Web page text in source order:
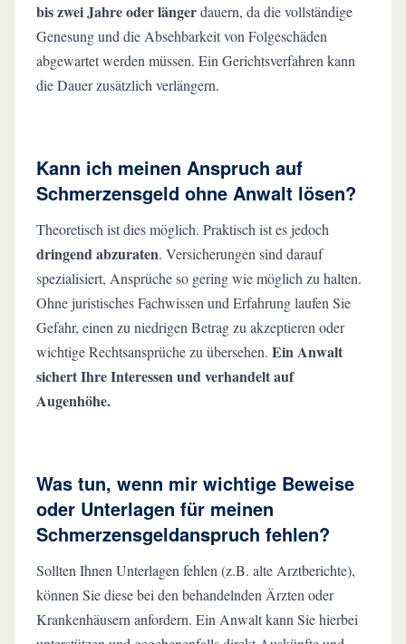
bis zwei Jahre oder längerdauern, da die vollständige
Genesung und die Absehbarkeit von Folgeschäden
abgewartet werden müssen. Ein Gerichtsverfahren kann
die Dauer zusätzlich verlängern.
Kann ich meinen Anspruch auf
Schmerzensgeld ohne Anwalt lösen?
Theoretisch ist dies möglich. Praktisch ist es jedoch
dringend abzuraten. Versicherungen sind darauf
spezialisiert, Ansprüche so gering wie möglich zu halten.
Ohne juristisches Fachwissen und Erfahrung laufen Sie
Gefahr, einen zu niedrigen Betrag zu akzeptieren oder
wichtige Rechtsansprüche zu übersehen. Ein Anwalt
sichert Ihre Interessen und verhandelt auf
Augenhöhe.
Was tun, wenn mir wichtige Beweise
oder Unterlagen für meinen
Schmerzensgeldanspruch fehlen?
Sollten Ihnen Unterlagen fehlen (z.B. alte Arztberichte),
können Sie diese bei den behandelnden Ärzten oder
Krankenhäusern anfordern. Ein Anwalt kann Sie hierbei